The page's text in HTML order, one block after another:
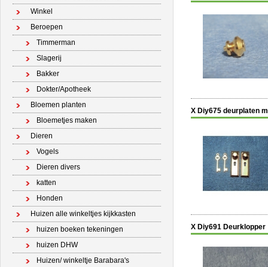
Winkel
Beroepen
Timmerman
Slagerij
Bakker
Dokter/Apotheek
Bloemen planten
Bloemetjes maken
Dieren
Vogels
Dieren divers
katten
Honden
Huizen alle winkeltjes kijkkasten
huizen boeken tekeningen
huizen DHW
Huizen/ winkeltje Barabara's
X Diy675 deurplaten
X Diy691 Deurklopper